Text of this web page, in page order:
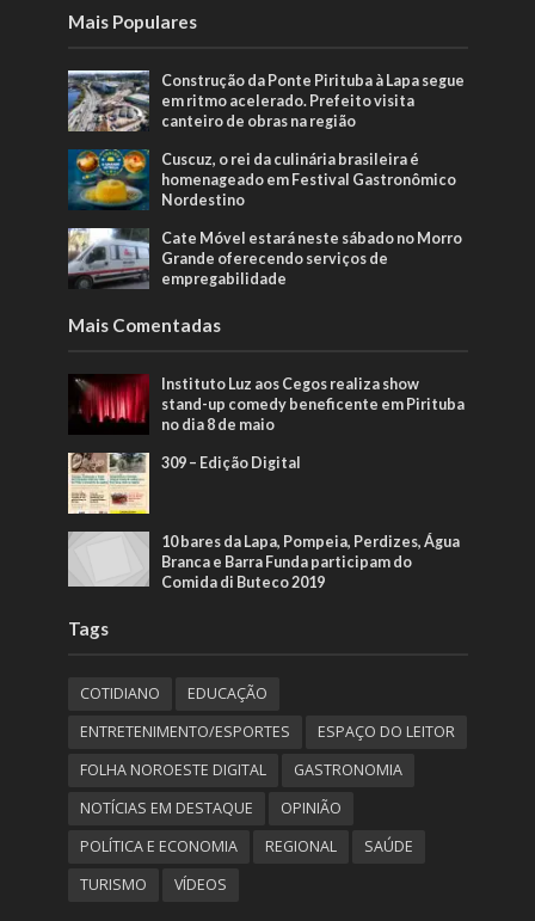
Mais Populares
Construção da Ponte Pirituba à Lapa segue
em ritmo acelerado. Prefeito visita
canteiro de obras na região
Cuscuz, o rei da culinária brasileira é
homenageado em Festival Gastronômico
Nordestino
Cate Móvel estará neste sábado no Morro
Grande oferecendo serviços de
empregabilidade
Mais Comentadas
Instituto Luz aos Cegos realiza show
stand-up comedy beneficente em Pirituba
no dia 8 de maio
309 – Edição Digital
10 bares da Lapa, Pompeia, Perdizes, Água
Branca e Barra Funda participam do
Comida di Buteco 2019
Tags
COTIDIANO
EDUCAÇÃO
ENTRETENIMENTO/ESPORTES
ESPAÇO DO LEITOR
FOLHA NOROESTE DIGITAL
GASTRONOMIA
NOTÍCIAS EM DESTAQUE
OPINIÃO
POLÍTICA E ECONOMIA
REGIONAL
SAÚDE
TURISMO
VÍDEOS